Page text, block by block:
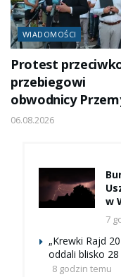
WIADOMOŚCI
Protest
przebiegowi
obwodnicy
06.08.2026
w
7
„Krewki Rajd
oddali blisko
8 godzin temu